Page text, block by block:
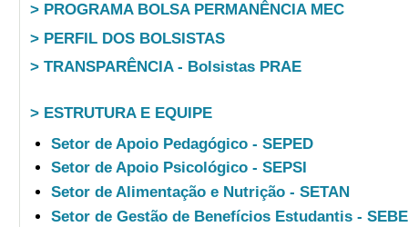
> PROGRAMA BOLSA PERMANÊNCIA MEC
> PERFIL DOS BOLSISTAS
> TRANSPARÊNCIA - Bolsistas PRAE
> ESTRUTURA E EQUIPE
Setor de Apoio Pedagógico - SEPED
Setor de Apoio Psicológico - SEPSI
Setor de Alimentação e Nutrição - SETAN
Setor de Gestão de Benefícios Estudantis -